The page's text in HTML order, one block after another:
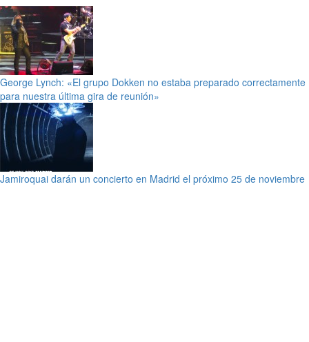
George Lynch: «El grupo Dokken no estaba preparado correctamente
para nuestra última gira de reunión»
Jamiroquai darán un concierto en Madrid el próximo 25 de noviembre